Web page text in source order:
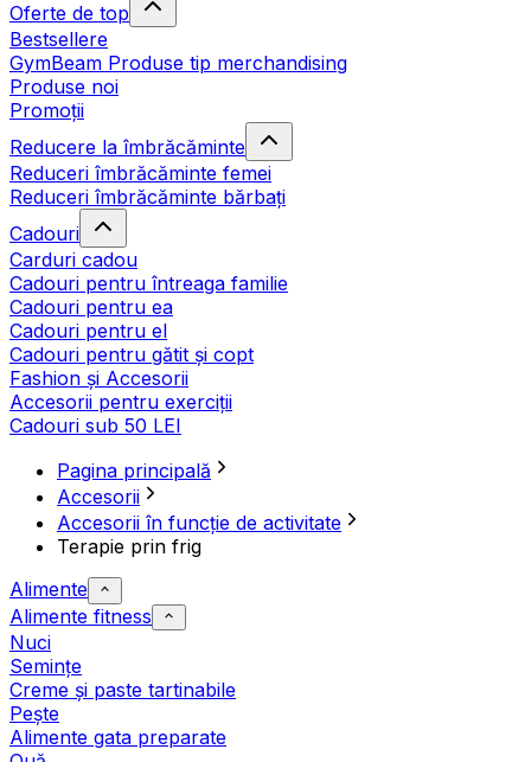
Oferte de top
Bestsellere
GymBeam Produse tip merchandising
Produse noi
Promoții
Reducere la îmbrăcăminte
Reduceri îmbrăcăminte femei
Reduceri îmbrăcăminte bărbați
Cadouri
Carduri cadou
Cadouri pentru întreaga familie
Cadouri pentru ea
Cadouri pentru el
Cadouri pentru gătit și copt
Fashion și Accesorii
Accesorii pentru exerciții
Cadouri sub 50 LEI
Pagina principală
Accesorii
Accesorii în funcție de activitate
Terapie prin frig
Alimente
Alimente fitness
Nuci
Semințe
Creme și paste tartinabile
Pește
Alimente gata preparate